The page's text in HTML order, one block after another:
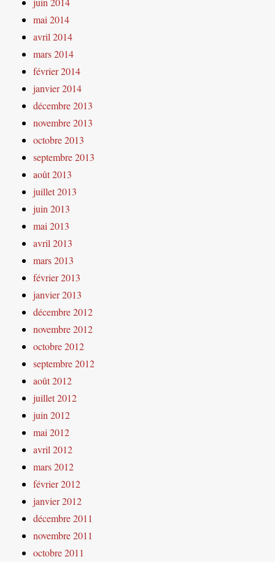
mai 2014
avril 2014
mars 2014
février 2014
janvier 2014
décembre 2013
novembre 2013
octobre 2013
septembre 2013
août 2013
juillet 2013
juin 2013
mai 2013
avril 2013
mars 2013
février 2013
janvier 2013
décembre 2012
novembre 2012
octobre 2012
septembre 2012
août 2012
juillet 2012
juin 2012
mai 2012
avril 2012
mars 2012
février 2012
janvier 2012
décembre 2011
novembre 2011
octobre 2011